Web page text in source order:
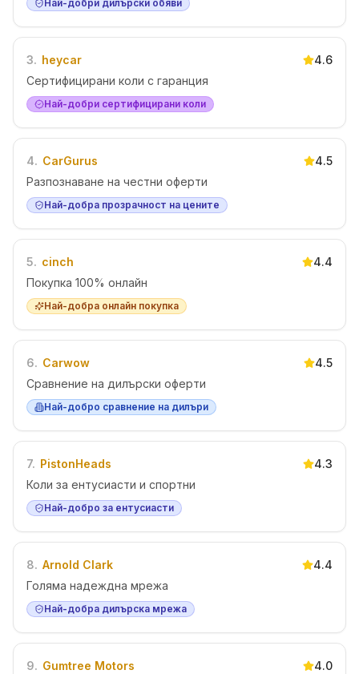
Най-добри дилърски обяви
3. heycar
4.6
Сертифицирани коли с гаранция
Най-добри сертифицирани коли
4. CarGurus
4.5
Разпознаване на честни оферти
Най-добра прозрачност на цените
5. cinch
4.4
Покупка 100% онлайн
Най-добра онлайн покупка
6. Carwow
4.5
Сравнение на дилърски оферти
Най-добро сравнение на дилъри
7. PistonHeads
4.3
Коли за ентусиасти и спортни
Най-добро за ентусиасти
8. Arnold Clark
4.4
Голяма надеждна мрежа
Най-добра дилърска мрежа
9. Gumtree Motors
4.0